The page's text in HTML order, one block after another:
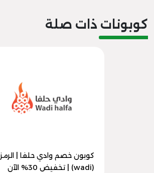
كوبونات ذات صلة
كوبون خصم وادي حلفا | الرمز
(wadi) | تخفيض 30% الآن